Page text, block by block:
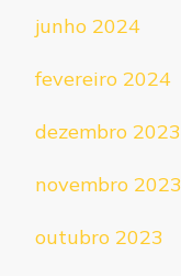
junho 2024
fevereiro 2024
dezembro 2023
novembro 2023
outubro 2023